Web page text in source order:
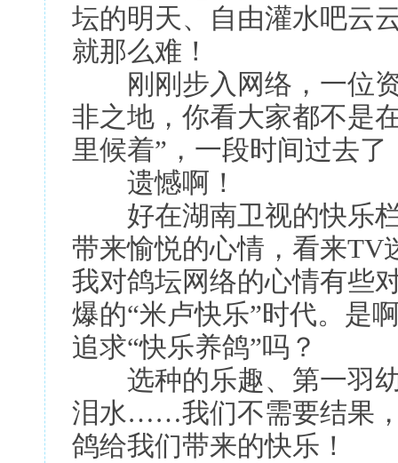
坛的明天、自由灌水吧云
就那么难！
刚刚步入网络，一位资
非之地，你看大家都不是
里候着”，一段时间过去
遗憾啊！
好在湖南卫视的快乐栏
带来愉悦的心情，看来TV
我对鸽坛网络的心情有些
爆的“米卢快乐”时代。是
追求“快乐养鸽”吗？
选种的乐趣、第一羽幼
泪水……我们不需要结果
鸽给我们带来的快乐！